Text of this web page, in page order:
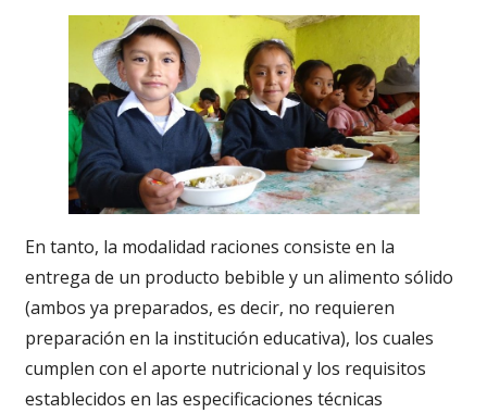
En tanto, la modalidad raciones consiste en la
entrega de un producto bebible y un alimento sólido
(ambos ya preparados, es decir, no requieren
preparación en la institución educativa), los cuales
cumplen con el aporte nutricional y los requisitos
establecidos en las especificaciones técnicas